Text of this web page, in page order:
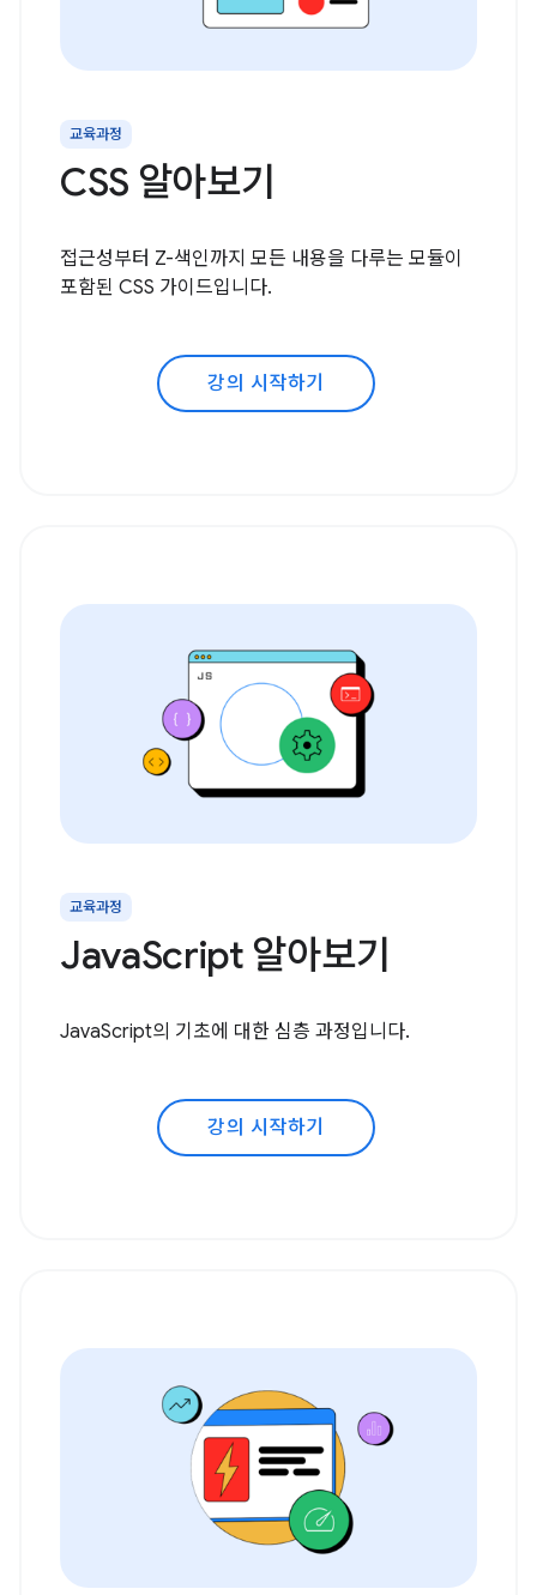
교육과정
CSS 알아보기
접근성부터 Z-색인까지 모든 내용을 다루는 모듈이
포함된 CSS 가이드입니다.
강의 시작하기
교육과정
JavaScript 알아보기
JavaScript의 기초에 대한 심층 과정입니다.
강의 시작하기